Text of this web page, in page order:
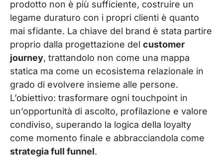
prodotto non è più sufficiente, costruire un
legame duraturo con i propri clienti è quanto
mai sfidante. La chiave del brand è stata partire
proprio dalla progettazione del customer
journey, trattandolo non come una mappa
statica ma come un ecosistema relazionale in
grado di evolvere insieme alle persone.
L’obiettivo: trasformare ogni touchpoint in
un’opportunità di ascolto, profilazione e valore
condiviso, superando la logica della loyalty
come momento finale e abbracciandola come
strategia full funnel.